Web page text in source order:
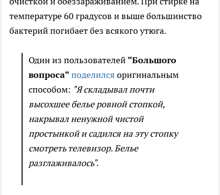
температуре 60 градусов и выше большинство
бактерий погибает без всякого утюга.
Один из пользователей "Большого
вопроса" поделился оригинальным
способом: "Я складывал почти
высохшее белье ровной стопкой,
накрывал ненужной чистой
простынкой и садился на эту стопку
смотреть телевизор. Белье
разглаживалось".